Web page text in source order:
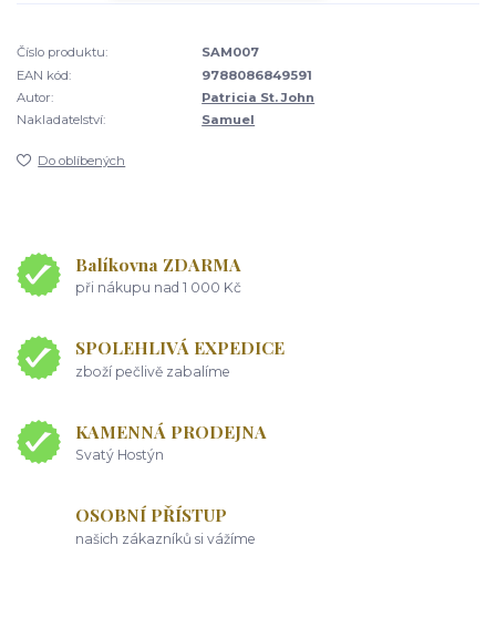
Číslo produktu:
SAM007
EAN kód:
9788086849591
Autor:
Patricia St. John
Nakladatelství:
Samuel
Do oblíbených
Balíkovna ZDARMA
při nákupu nad 1 000 Kč
SPOLEHLIVÁ EXPEDICE
zboží pečlivě zabalíme
KAMENNÁ PRODEJNA
Svatý Hostýn
OSOBNÍ PŘÍSTUP
našich zákazníků si vážíme